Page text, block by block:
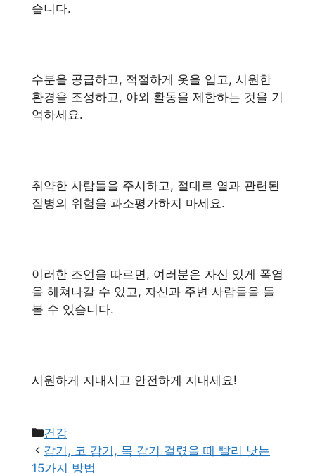
습니다.
수분을 공급하고, 적절하게 옷을 입고, 시원한
환경을 조성하고, 야외 활동을 제한하는 것을 기
억하세요.
취약한 사람들을 주시하고, 절대로 열과 관련된
질병의 위험을 과소평가하지 마세요.
이러한 조언을 따르면, 여러분은 자신 있게 폭염
을 헤쳐나갈 수 있고, 자신과 주변 사람들을 돌
볼 수 있습니다.
시원하게 지내시고 안전하게 지내세요!
카
테
고
건강
감기, 코 감기, 목 감기 걸렸을 때 빨리 낫는
15가지 방법